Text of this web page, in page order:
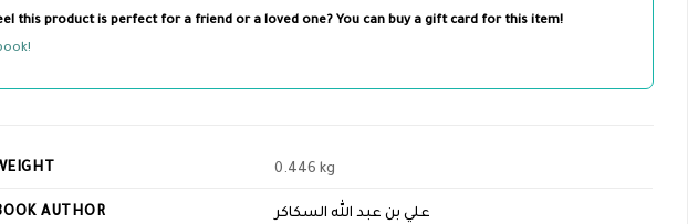
this product is perfect for a friend or a loved one? You can buy a gift card for this item!
0.446 kg
AUTHOR علي بن عبد الله السكاكر